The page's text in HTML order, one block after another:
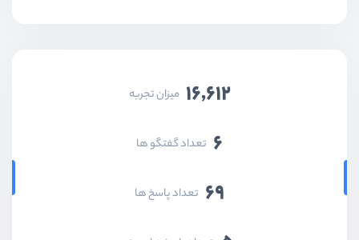
16,612 میزان تجربه
6 تعداد گفتگو ها
69 تعداد پاسخ ها